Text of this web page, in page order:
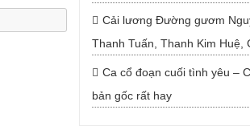
Cải lương Đường gươm
Thanh Tuấn, Thanh Kim Huệ,
Ca cổ đoạn cuối tình yêu –
bản gốc rất hay